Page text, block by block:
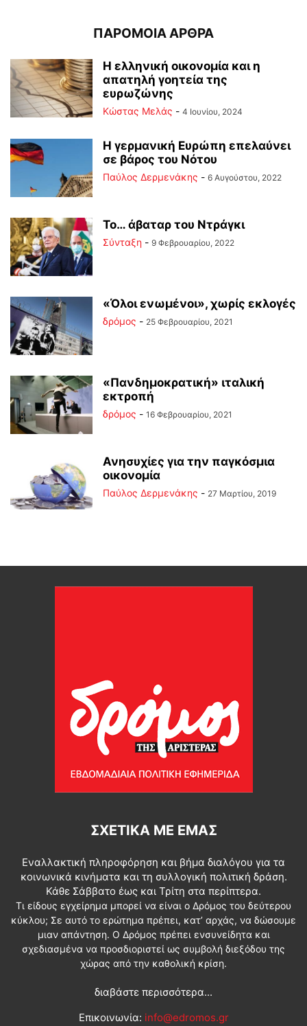
ΠΑΡΟΜΟΙΑ ΑΡΘΡΑ
Η ελληνική οικονομία και η
απατηλή γοητεία της
ευρωζώνης
Κώστας Μελάς - 4 Ιουνίου, 2024
Η γερμανική Ευρώπη επελαύνει
σε βάρος του Νότου
Παύλος Δερμενάκης - 6 Αυγούστου, 2022
Το… άβαταρ του Ντράγκι
Σύνταξη - 9 Φεβρουαρίου, 2022
«Όλοι ενωμένοι», χωρίς εκλογές
δρόμος - 25 Φεβρουαρίου, 2021
«Πανδημοκρατική» ιταλική
εκτροπή
δρόμος - 16 Φεβρουαρίου, 2021
Ανησυχίες για την παγκόσμια
οικονομία
Παύλος Δερμενάκης - 27 Μαρτίου, 2019
ΣΧΕΤΙΚΆ ΜΕ ΕΜΆΣ
Εναλλακτική πληροφόρηση και βήμα διαλόγου για τα
κοινωνικά κινήματα και τη συλλογική πολιτική δράση.
Κάθε Σάββατο έως και Τρίτη στα περίπτερα.
Τι είδους εγχείρημα μπορεί να είναι ο Δρόμος του δεύτερου
κύκλου; Σε αυτό το ερώτημα πρέπει, κατ’ αρχάς, να δώσουμε
μιαν απάντηση. Ο Δρόμος πρέπει ενσυνείδητα και
σχεδιασμένα να προσδιοριστεί ως συμβολή διεξόδου της
χώρας από την καθολική κρίση.
διαβάστε περισσότερα...
Επικοινωνία: info@edromos.gr